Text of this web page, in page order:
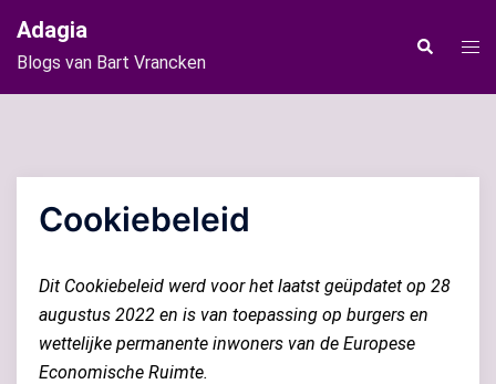
naar
de
inhoud
Adagia
Blogs van Bart Vrancken
Zoeken
Cookiebeleid
Dit Cookiebeleid werd voor het laatst geüpdatet op 28
augustus 2022 en is van toepassing op burgers en
wettelijke permanente inwoners van de Europese
Economische Ruimte.